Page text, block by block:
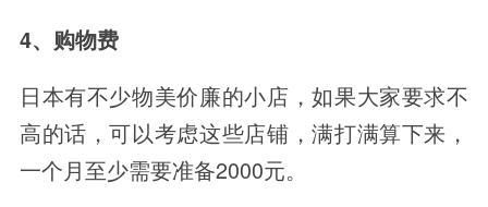
4、购物费
日本有不少物美价廉的小店，如果大家要求不
高的话，可以考虑这些店铺，满打满算下来，
一个月至少需要准备2000元。